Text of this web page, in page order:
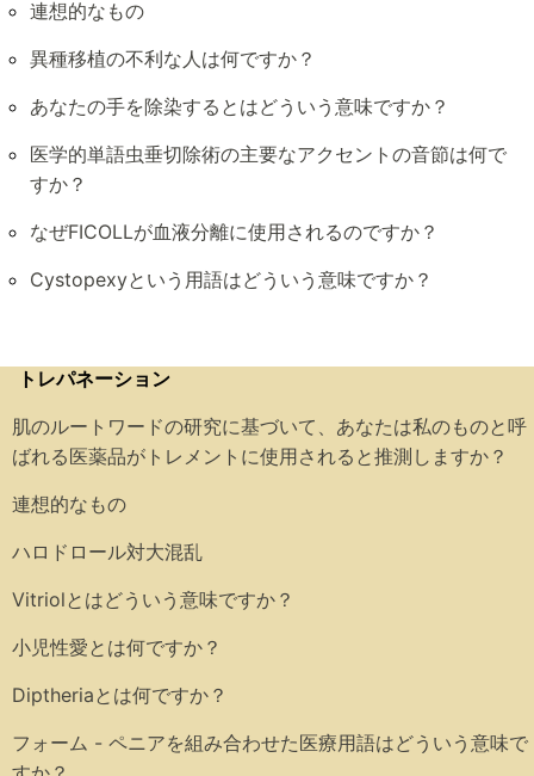
連想的なもの
異種移植の不利な人は何ですか？
あなたの手を除染するとはどういう意味ですか？
医学的単語虫垂切除術の主要なアクセントの音節は何で
すか？
なぜFICOLLが血液分離に使用されるのですか？
Cystopexyという用語はどういう意味ですか？
トレパネーション
肌のルートワードの研究に基づいて、あなたは私のものと呼
ばれる医薬品がトレメントに使用されると推測しますか？
連想的なもの
ハロドロール対大混乱
Vitriolとはどういう意味ですか？
小児性愛とは何ですか？
Diptheriaとは何ですか？
フォーム - ペニアを組み合わせた医療用語はどういう意味で